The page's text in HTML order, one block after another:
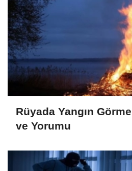
Rüyada Yangın
ve Yorumu